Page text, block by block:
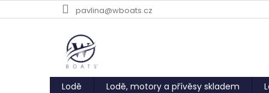
na
pavlina@wboats.cz
Lodě Lodě, motory a přívěsy skladem